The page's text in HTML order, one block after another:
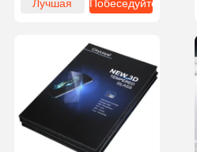
износу и текстура
Лучшая
Побеседуйте